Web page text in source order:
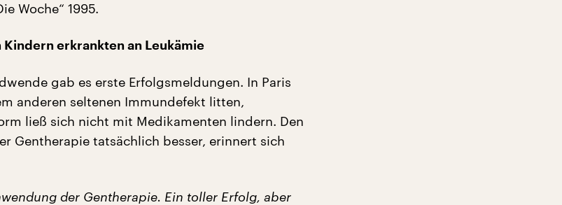
Woche“ 1995.
erkrankten an Leukämie
gab es erste Erfolgsmeldungen. In Paris
anderen seltenen Immundefekt litten,
ließ sich nicht mit Medikamenten lindern. Den
Gentherapie tatsächlich besser, erinnert sich
der Gentherapie. Ein toller Erfolg, aber